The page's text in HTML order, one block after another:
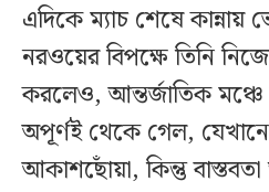
এদিকে ম্যাচ শেষে
নরওয়ের বিপক্ষে তিনি
করলেও, আন্তর্জাতিক মঞ্চে
অপূর্ণই থেকে গেল, যেখানে
আকাশছোঁয়া, কিন্তু